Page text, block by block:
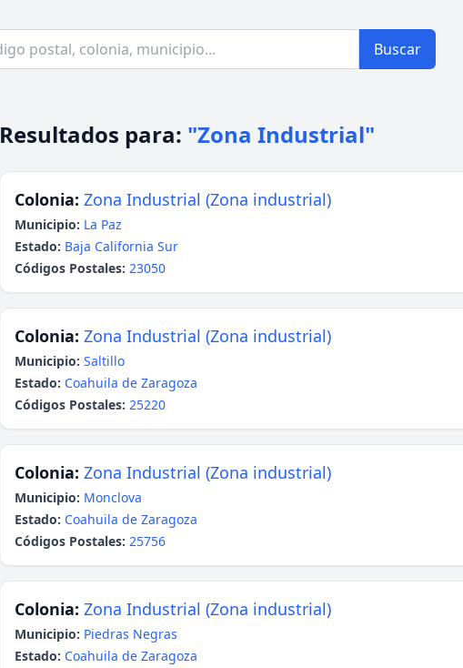
Buscar
Resultados para: "Zona Industrial"
Colonia: Zona Industrial (Zona industrial)
Municipio: La Paz
Estado: Baja California Sur
Códigos Postales: 23050
Colonia: Zona Industrial (Zona industrial)
Municipio: Saltillo
Estado: Coahuila de Zaragoza
Códigos Postales: 25220
Colonia: Zona Industrial (Zona industrial)
Municipio: Monclova
Estado: Coahuila de Zaragoza
Códigos Postales: 25756
Colonia: Zona Industrial (Zona industrial)
Municipio: Piedras Negras
Estado: Coahuila de Zaragoza